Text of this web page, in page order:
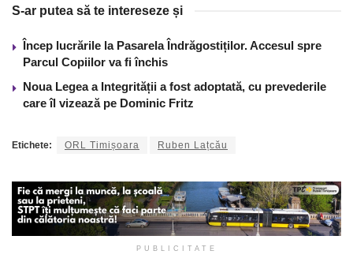
S-ar putea să te intereseze și
Încep lucrările la Pasarela Îndrăgostiților. Accesul spre
Parcul Copiilor va fi închis
Noua Legea a Integrității a fost adoptată, cu prevederile
care îl vizează pe Dominic Fritz
Etichete: ORL Timișoara Ruben Lațcău
PUBLICITATE